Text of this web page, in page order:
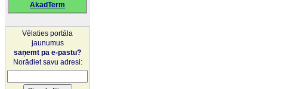
AkadTerm
Vēlaties portāla
jaunumus
saņemt pa e-pastu?
Norādiet savu adresi: